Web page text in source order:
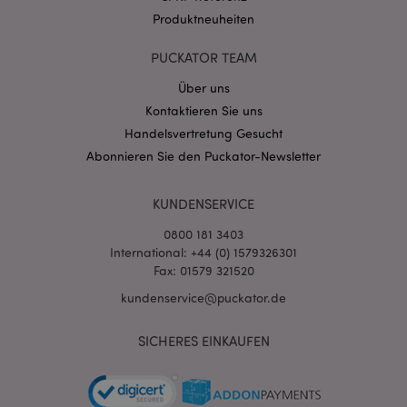
Produktneuheiten
PUCKATOR TEAM
Über uns
Kontaktieren Sie uns
Handelsvertretung Gesucht
Abonnieren Sie den Puckator-Newsletter
KUNDENSERVICE
0800 181 3403
International: +44 (0) 1579326301
Fax: 01579 321520
kundenservice@puckator.de
SICHERES EINKAUFEN
invalidation
www.puckator.de
Datenschutzbestimmungen von Google